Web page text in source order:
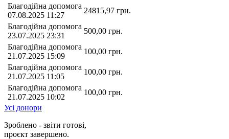
Благодійна допомога
07.08.2025 11:27
24815,97 грн.
Благодійна допомога
23.07.2025 23:31
500,00 грн.
Благодійна допомога
21.07.2025 15:09
100,00 грн.
Благодійна допомога
21.07.2025 11:05
100,00 грн.
Благодійна допомога
21.07.2025 10:02
100,00 грн.
Усі донори
Зроблено - звіти готові,
проєкт завершено.